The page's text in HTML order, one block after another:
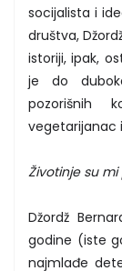
socijalista i
društva,
istoriji, ipak,
je do
pozorišnih
vegetarijanac
Životinje su mi
Džordž
godine (iste
najmlađe